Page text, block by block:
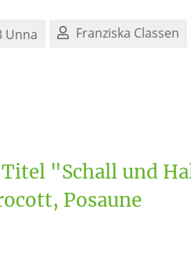
Unna Franziska Classen
"Schall und
Posaune